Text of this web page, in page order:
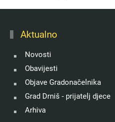
Aktualno
Novosti
Obavijesti
Objave Gradonačelnika
Grad Drniš - prijatelj djece
Arhiva